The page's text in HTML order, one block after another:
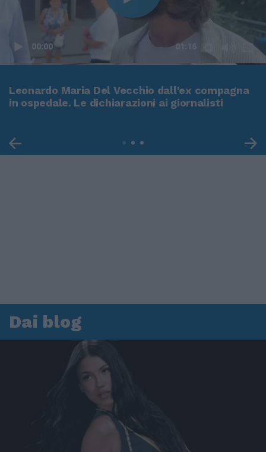
00:00 01:16
Leonardo Maria Del Vecchio dall'ex compagna
in ospedale. Le dichiarazioni ai giornalisti
Dai blog